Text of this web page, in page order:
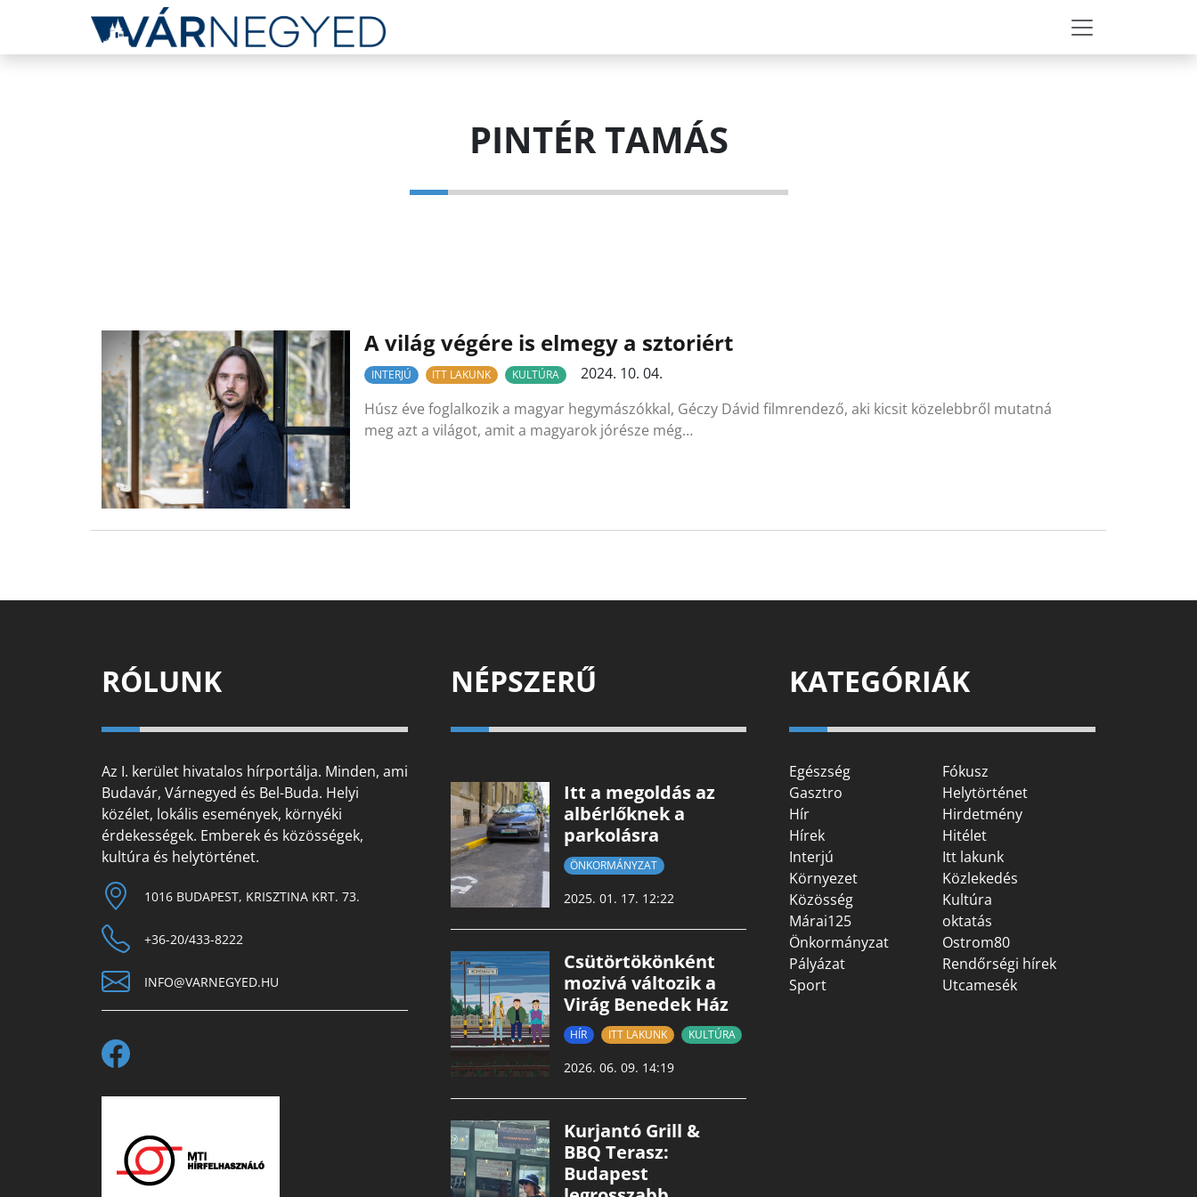
PINTÉR TAMÁS
A világ végére is elmegy a sztoriért
INTERJÚ ITT LAKUNK KULTÚRA
2024. 10. 04.
Húsz éve foglalkozik a magyar hegymászókkal, Géczy Dávid filmrendező, aki kicsit közelebbről mutatná
meg azt a világot, amit a magyarok jórésze még…
RÓLUNK
Az I. kerület hivatalos hírportálja. Minden, ami
Budavár, Várnegyed és Bel-Buda. Helyi
közélet, lokális események, környéki
érdekességek. Emberek és közösségek,
kultúra és helytörténet.
1016 BUDAPEST, KRISZTINA KRT. 73.
+36-20/433-8222
INFO@VARNEGYED.HU
NÉPSZERŰ
Itt a megoldás az
albérlőknek a
parkolásra
ÖNKORMÁNYZAT
2025. 01. 17. 12:22
Csütörtökönként
mozivá változik a
Virág Benedek Ház
HÍR ITT LAKUNK KULTÚRA
2026. 06. 09. 14:19
Kurjantó Grill &
BBQ Terasz:
Budapest
KATEGÓRIÁK
Egészség
Fókusz
Gasztro
Helytörténet
Hír
Hirdetmény
Hírek
Hitélet
Interjú
Itt lakunk
Környezet
Közlekedés
Közösség
Kultúra
Márai125
oktatás
Önkormányzat
Ostrom80
Pályázat
Rendőrségi hírek
Sport
Utcamesék